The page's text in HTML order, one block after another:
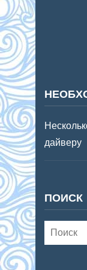
дайверу
ПОИСК